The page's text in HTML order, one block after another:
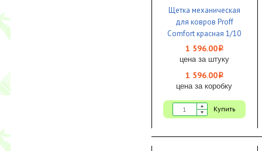
Щетка механическая
для ковров Proff
Comfort красная 1/10
1 596.00i
цена за штуку
1 596.00i
цена за коробку
Купить